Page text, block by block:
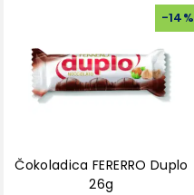
-14%
Čokoladica FERERRO Duplo
26g